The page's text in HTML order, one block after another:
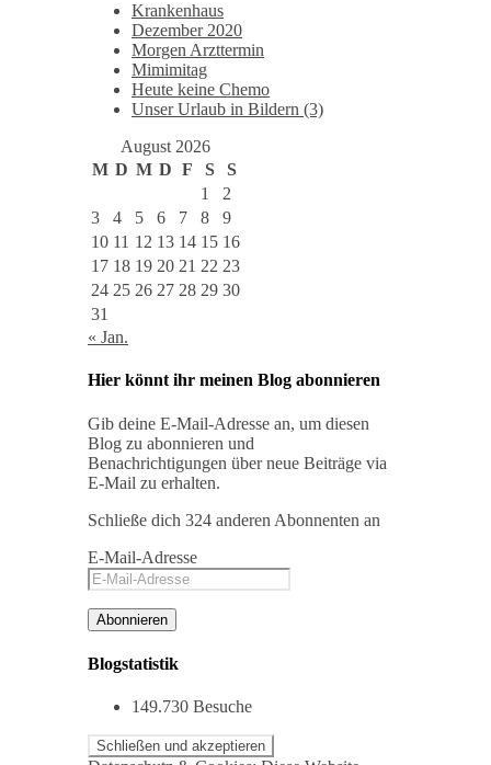
Krankenhaus
Dezember 2020
Morgen Arzttermin
Mimimitag
Heute keine Chemo
Unser Urlaub in Bildern (3)
August 2026
M D M D F S
S
1
2
3
4 5 6 7 8
9
10 11 12 13 14 15 16
17 18 19 20 21 22 23
24 25 26 27 28 29 30
31
« Jan.
Hier könnt ihr meinen Blog abonnieren
Gib deine E-Mail-Adresse an, um diesen
Blog zu abonnieren und
Benachrichtigungen über neue Beiträge via
E-Mail zu erhalten.
Schließe dich 324 anderen Abonnenten an
E-Mail-Adresse
Abonnieren
Blogstatistik
149.730 Besuche